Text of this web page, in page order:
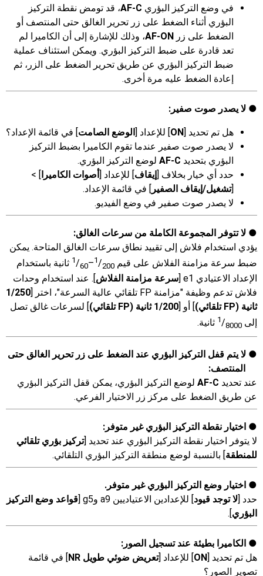
في وضع التركيز البؤري AF-C، قد تومض نقطة التركيز
البؤري أثناء الضغط على زر تحرير الغالق حتى المنتصف أو
الضغط على زر AF-ON، وذلك للإشارة إلى أن الكاميرا لم
تعد قادرة على ضبط التركيز البؤري. ويمكن استئناف عملية
ضبط التركيز البؤري عن طريق تحرير الضغط على الزر، ثم
إعادة الضغط عليه مرة أخرى.
لا يصدر صوت صفير:
هل تم تحديد [ON] للإعداد [الوضع الصامت] في قائمة الإعداد؟
لا يصدر صوت صفير عندما تقوم الكاميرا بضبط التركيز
البؤري بتحديد AF-C لوضع التركيز البؤري.
حدد أي خيار بخلاف [إيقاف] للإعداد [أصوات الكاميرا] >
[تشغيل/إيقاف الصفير ] في قائمة الإعداد.
لا يصدر صوت صفير في وضع الفيديو.
لا تتوفر المجموعة الكاملة من سرعات الغالق:
يؤدي استخدام فلاش إلى تقييد نطاق سرعات الغالق المتاحة. يمكن
ضبط سرعة مزامنة الفلاش على قيم
1/200‏
–
1/60
ثانية باستخدام
الإعداد الاعتيادي e1 [
سرعة مزامنة الفلاش ]. عند استخدام وحدات
فلاش تدعم وظيفة "مزامنة FP تلقائي عالية السرعة"، اختر [
1‎/250
ثانية (FP تلقائي)
] أو [ 1‎/200 ثانية (FP تلقائي)
] لسرعات غالق تصل
إلى
1‎/8000 ثانية.
لا يتم قفل التركيز البؤري عند الضغط على زر تحرير الغالق حتى
المنتصف:
عند تحديد AF-C لوضع التركيز البؤري، يمكن قفل التركيز البؤري
عن طريق الضغط على مركز زر الاختيار الفرعي.
اختيار نقطة التركيز البؤري غير متوفر:
لا يتوفر اختيار نقطة التركيز البؤري عند تحديد [تركيز بؤري تلقائي
للمنطقة] بالنسبة لوضع منطقة التركيز البؤري التلقائي.
اختيار وضع التركيز البؤري غير متوفر.
حدد [لا توجد قيود] للإعدادين الاعتياديين a9 وg5 [
قواعد وضع التركيز
البؤري].
الكاميرا بطيئة عند تسجيل الصور:
هل تم تحديد [ON] للإعداد [تعريض ضوئي طويل NR
] في قائمة
تصوير الصور؟